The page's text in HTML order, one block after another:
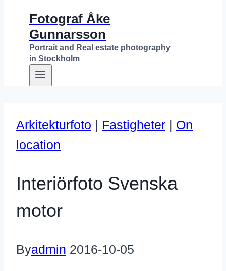
Fotograf Åke
Gunnarsson
Portrait and Real estate photography
in Stockholm
Arkitekturfoto | Fastigheter | On
location
Interiörfoto Svenska
motor
Byadmin 2016-10-05